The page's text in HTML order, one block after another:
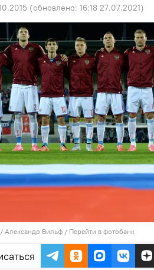
(обновлено: 16:18 27.07.2021)
Александр Вильф / Перейти в фотобанк